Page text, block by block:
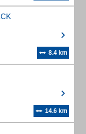
8.4 km
14.6 km